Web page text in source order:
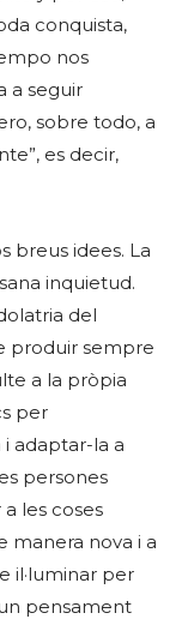
conquista,
nos
a seguir
sobre todo, a
es decir,
breus idees. La
inquietud.
del
produir sempre
a la pròpia
per
adaptar-la a
persones
les coses
manera nova i a
il·luminar per
pensament